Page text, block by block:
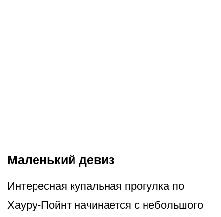
Маленький девиз
Интересная купальная прогулка по
Хауру-Пойнт начинается с небольшого